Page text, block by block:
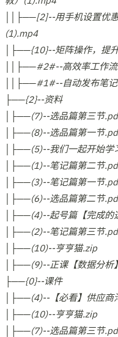
││├──[2]--用手机设置优
(1).mp4
│├──{10}--矩阵操作，提
││├──#2#--高效率工作
││├──#1#--自动发布笔
├──{2}--资料
│├──(7)--选品篇第三节
│├──(8)--选品篇第一节
│├──(5)--我们一起开始学
│├──(1)--笔记篇第二节
│├──(3)--笔记篇第一节
│├──(6)--选品篇第二节
│├──(4)--起号篇【完成
│├──(2)--笔记篇第三节
│├──(10)--亨亨猫.zip
│├──(9)--正课【数据分析
├──{0}--课件
│├──(4)--【必看】供应商
│├──(10)--亨亨猫.zip
│├──(7)--选品篇第三节